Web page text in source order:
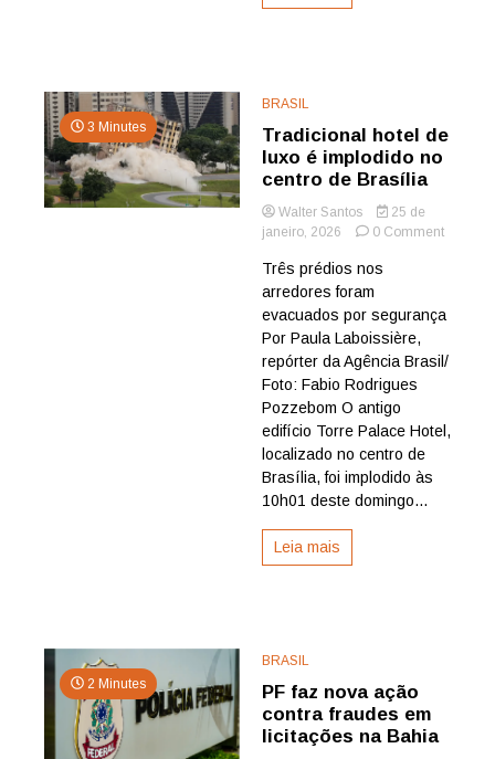
3 Minutes
BRASIL
Tradicional hotel de
luxo é implodido no
centro de Brasília
Walter Santos
25 de
janeiro, 2026
0 Commenton
luxo
no
Brasília
Três prédios nos
arredores foram
evacuados por segurança
Por Paula Laboissière,
repórter da Agência Brasil/
Foto: Fabio Rodrigues
Pozzebom O antigo
edifício Torre Palace Hotel,
localizado no centro de
Brasília, foi implodido às
10h01 deste domingo...
Leia mais
2 Minutes
BRASIL
PF faz nova ação
contra fraudes em
licitações na Bahia